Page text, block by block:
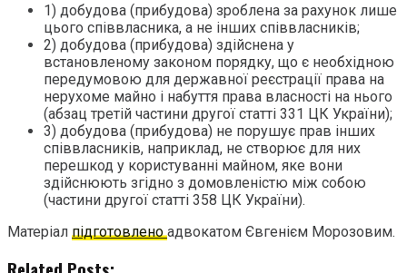
1) добудова (прибудова) зроблена за рахунок лише
цього співвласника, а не інших співвласників;
2) добудова (прибудова) здійснена у
встановленому законом порядку, що є необхідною
передумовою для державної реєстрації права на
нерухоме майно і набуття права власності на нього
(абзац третій частини другої статті 331 ЦК України);
3) добудова (прибудова) не порушує прав інших
співвласників, наприклад, не створює для них
перешкод у користуванні майном, яке вони
здійснюють згідно з домовленістю між собою
(частини другої статті 358 ЦК України).
Матеріал підготовленоадвокатом Євгенієм Морозовим.